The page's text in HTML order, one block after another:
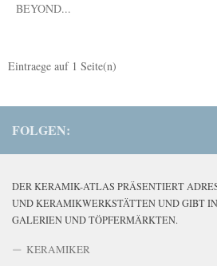
BEYOND...
Eintraege auf 1 Seite(n)
FOLGEN:
DER KERAMIK-ATLAS PRÄSENTIERT
UND KERAMIKWERKSTÄTTEN UND GIBT
GALERIEN UND TÖPFERMÄRKTEN.
KERAMIKER